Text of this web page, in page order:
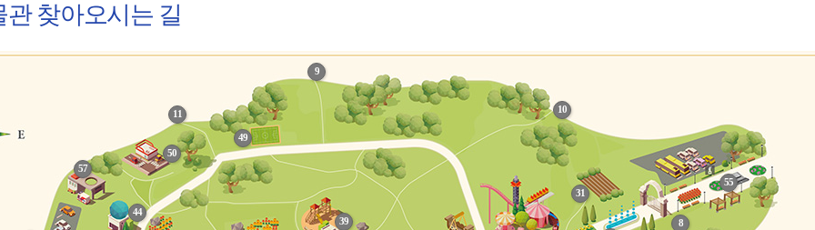
찾아오시는 길
8
9
10
11
31
39
44
49
50
55
57